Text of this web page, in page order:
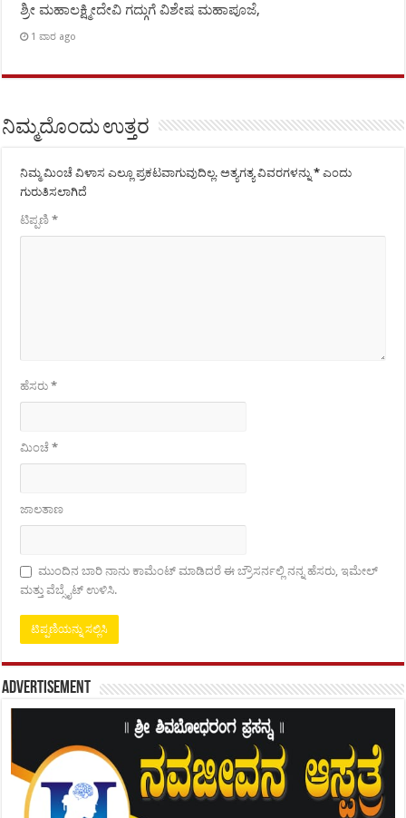
ಶ್ರೀ ಮಹಾಲಕ್ಷ್ಮೀದೇವಿ ಗದ್ಗುಗೆ ವಿಶೇಷ ಮಹಾಪೂಜೆ,
1 ವಾರ ago
ನಿಮ್ಮದೊಂದು ಉತ್ತರ
ನಿಮ್ಮ ಮಿಂಚೆ ವಿಳಾಸ ಎಲ್ಲೂ ಪ್ರಕಟವಾಗುವುದಿಲ್ಲ. ಅತ್ಯಗತ್ಯ ವಿವರಗಳನ್ನು* ಎಂದು
ಗುರುತಿಸಲಾಗಿದೆ
ಟಿಪ್ಪಣಿ*
ಹೆಸರು*
ಮಿಂಚೆ*
ಜಾಲತಾಣ
ಮುಂದಿನ ಬಾರಿ ನಾನು ಕಾಮೆಂಟ್ ಮಾಡಿದರೆ ಈ ಬ್ರೌಸರ್ನಲ್ಲಿ ನನ್ನ ಹೆಸರು, ಇಮೇಲ್
ಮತ್ತು ವೆಬ್ಸೈಟ್ ಉಳಿಸಿ.
Advertisement